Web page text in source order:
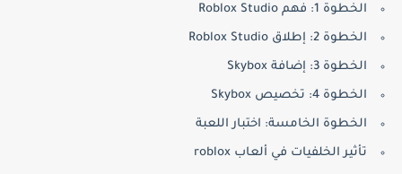
الخطوة 1: فهم Roblox Studio
الخطوة 2: إطلاق Roblox Studio
الخطوة 3: إضافة Skybox
الخطوة 4: تخصيص Skybox
الخطوة الخامسة: اختبار اللعبة
تأثير الخلفيات في ألعاب roblox